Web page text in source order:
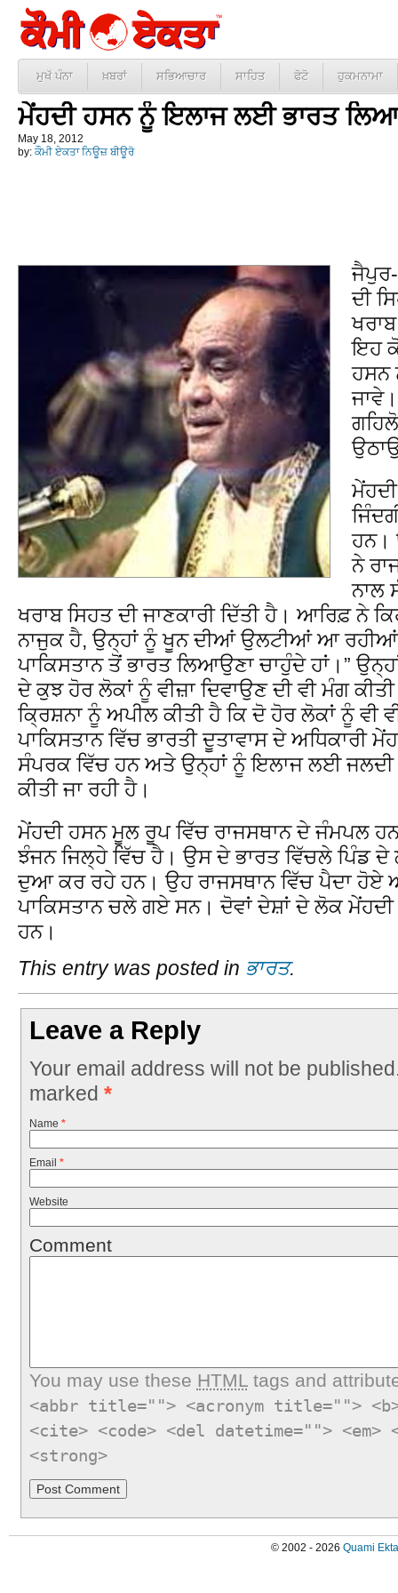
ਮੁਖੱ ਪੰਨਾ ਖ਼ਬਰਾਂ ਸਭਿਆਚਾਰ ਸਾਹਿਤ ਫੋਟੋ ਹੁਕਮਨਾਮਾ
ਮੇਂਹਦੀ ਹਸਨ ਨੂੰ ਇਲਾਜ ਲਈ ਭਾਰਤ
May 18, 2012
by: ਕੌਮੀ ਏਕਤਾ ਨਿਊਜ਼ ਬੀਊਰੋ
ਦੀ
ਇਹ
ਹਸਨ
ਹਨ।
ਨੇ
ਨਾਲ
ਖਰਾਬ ਸਿਹਤ ਦੀ ਜਾਣਕਾਰੀ ਦਿੱਤੀ ਹੈ। ਆਰਿਫ਼ ਨੇ
ਨਾਜੁਕ ਹੈ, ਉਨ੍ਹਾਂ ਨੂੰ ਖੂਨ ਦੀਆਂ ਉਲਟੀਆਂ ਆ
ਪਾਕਿਸਤਾਨ ਤੋਂ ਭਾਰਤ ਲਿਆਉਣਾ ਚਾਹੁੰਦੇ ਹਾਂ।”
ਦੇ ਕੁਝ ਹੋਰ ਲੋਕਾਂ ਨੂੰ ਵੀਜ਼ਾ ਦਿਵਾਉਣ ਦੀ ਵੀ ਮੰਗ
ਕ੍ਰਿਸ਼ਨਾ ਨੂੰ ਅਪੀਲ ਕੀਤੀ ਹੈ ਕਿ ਦੋ ਹੋਰ ਲੋਕਾਂ ਨੂੰ ਵੀ
ਪਾਕਿਸਤਾਨ ਵਿੱਚ ਭਾਰਤੀ ਦੂਤਾਵਾਸ ਦੇ ਅਧਿਕਾਰੀ
ਸੰਪਰਕ ਵਿੱਚ ਹਨ ਅਤੇ ਉਨ੍ਹਾਂ ਨੂੰ ਇਲਾਜ ਲਈ ਜਲਦੀ
ਕੀਤੀ ਜਾ ਰਹੀ ਹੈ।
ਮੇਂਹਦੀ ਹਸਨ ਮੂਲ ਰੂਪ ਵਿੱਚ ਰਾਜਸਥਾਨ ਦੇ ਜੰਮਪਲ
ਝੰਜਨ ਜਿਲ੍ਹੇ ਵਿੱਚ ਹੈ। ਉਸ ਦੇ ਭਾਰਤ ਵਿੱਚਲੇ ਪਿੰਡ
ਦੁਆ ਕਰ ਰਹੇ ਹਨ। ਉਹ ਰਾਜਸਥਾਨ ਵਿੱਚ ਪੈਦਾ ਹੋਏ
ਪਾਕਿਸਤਾਨ ਚਲੇ ਗਏ ਸਨ। ਦੋਵਾਂ ਦੇਸ਼ਾਂ ਦੇ ਲੋਕ
ਹਨ।
This entry was posted in ਭਾਰਤ.
Leave a Reply
Your email address will not be
marked *
Name *
Email *
Website
Comment
You may use these HTMLtags and
<abbr title=""> <acronym title="">
<cite> <code> <del datetime="">
<strong>
© 2002 - 2026 Quami